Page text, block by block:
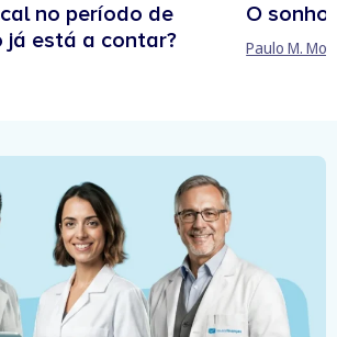
no período de
já está a contar?
O sonho
Paulo M.